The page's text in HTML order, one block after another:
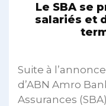
Le SBA se
salariés et
Suite à
d’ABN Amro
Assurances